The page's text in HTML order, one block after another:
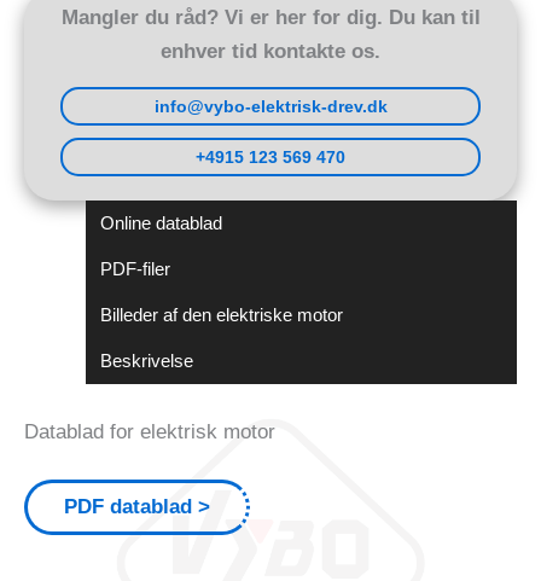
Mangler du råd? Vi er her for dig. Du kan til
enhver tid kontakte os.
info@vybo-elektrisk-drev.dk
+4915 123 569 470
Online datablad
PDF-filer
Billeder af den elektriske motor
Beskrivelse
Datablad for elektrisk motor
PDF datablad